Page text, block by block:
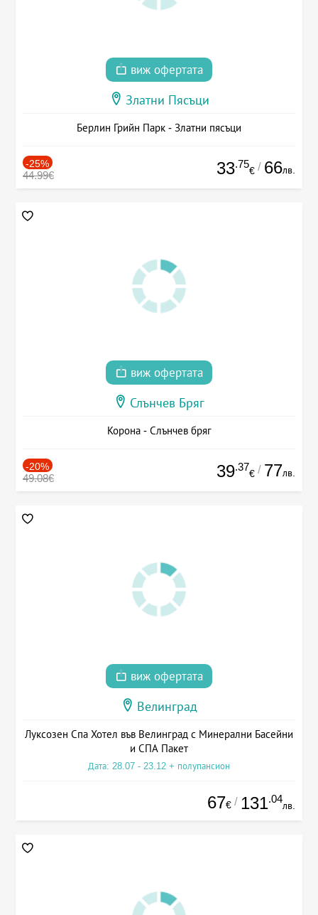
виж офертата
Златни Пясъци
Берлин Грийн Парк - Златни пясъци
-25%
44.99€ 33.75
€ / 66лв.
виж офертата
Слънчев Бряг
Корона - Слънчев бряг
-20%
49.08€ 39.37
€ / 77лв.
виж офертата
Велинград
Луксозен Спа Хотел във Велинград с Минерални Басейни
и СПА Пакет
Дата: 28.07 - 23.12 + полупансион
67€ / 131.04
лв.